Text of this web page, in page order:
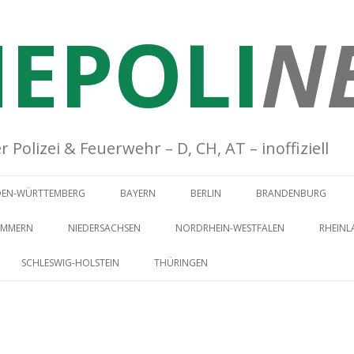
& Feuerwehr – D, CH, AT – inoffiziell
WÜRTTEMBERG BAYERN BERLIN BRANDENBURG
NIEDERSACHSEN NORDRHEIN-WESTFALEN
SCHLESWIG-HOLSTEIN THÜRINGEN